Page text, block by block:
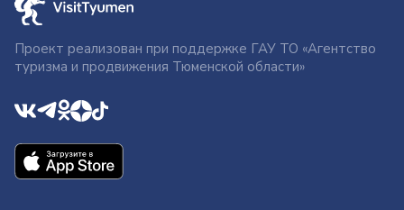
Проект реализован при поддержке ГАУ ТО «Агентство
туризма и продвижения Тюменской области»